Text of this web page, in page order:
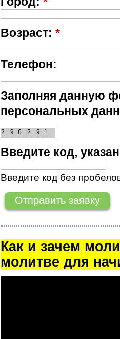
Возраст: *
Телефон:
Заполняя данную
персональных
9 6
2 9
2 1
Введите код,
Введите код без
Как и зачем
молитве для